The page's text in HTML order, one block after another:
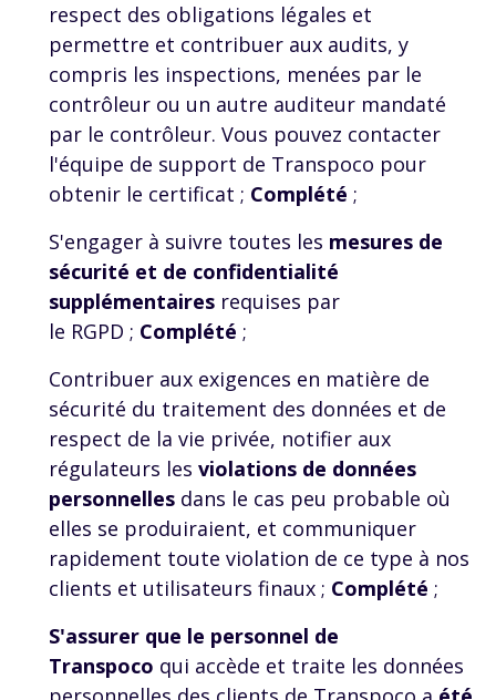
respect des obligations légales et
permettre et contribuer aux audits, y
compris les inspections, menées par le
contrôleur ou un autre auditeur mandaté
par le contrôleur. Vous pouvez contacter
l'équipe de support de Transpoco pour
obtenir le certificat ; Complété ;
S'engager à suivre toutes les mesures de
sécurité et de confidentialité
supplémentaires requises par
le RGPD ; Complété ;
Contribuer aux exigences en matière de
sécurité du traitement des données et de
respect de la vie privée, notifier aux
régulateurs les violations de données
personnelles dans le cas peu probable où
elles se produiraient, et communiquer
rapidement toute violation de ce type à nos
clients et utilisateurs finaux ; Complété ;
S'assurer que le personnel de
Transpoco qui accède et traite les données